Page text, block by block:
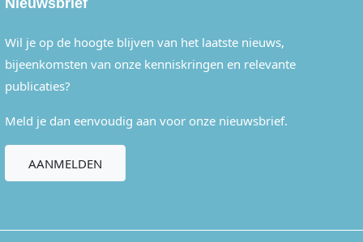
Nieuwsbrief
Wil je op de hoogte blijven van het laatste nieuws,
bijeenkomsten van onze kenniskringen en relevante
publicaties?
Meld je dan eenvoudig aan voor onze nieuwsbrief.
AANMELDEN